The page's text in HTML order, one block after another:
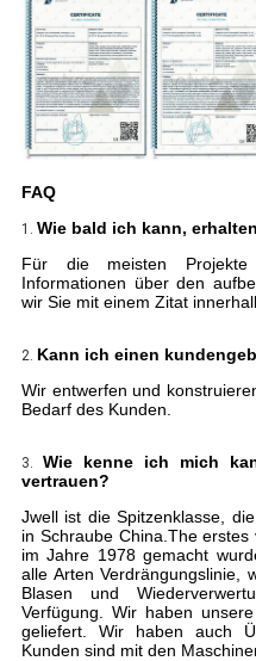
FAQ
1. Wie bald ich kann,
Für die meisten
Informationen über den
wir Sie mit einem Zitat
2. Kann ich einen
Wir entwerfen und
Bedarf des Kunden.
3. Wie kenne ich mich
vertrauen?
Jwell ist die Spitzenklasse,
in Schraube China.The
im Jahre 1978 gemacht
alle Arten Verdrängungslinie,
Blasen und
Verfügung. Wir haben
geliefert. Wir haben auch
Kunden sind mit den